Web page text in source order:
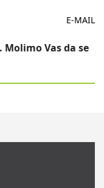
E-MAIL
Vas da se